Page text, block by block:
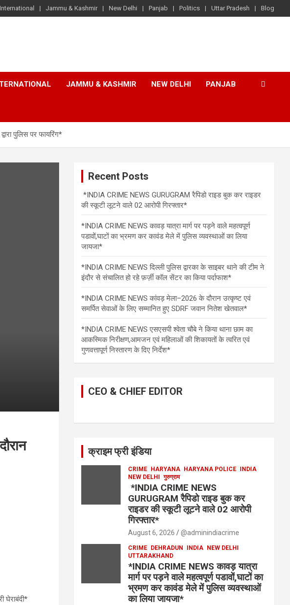
International Jammu & Kashmir New Delhi Panjab Politics Uttar Pradesh Blog
JAMMU & KASHMIR NEW DELHI PANJAB
पुलिस पर फायरिंग*
घेराबंदी*
Recent Posts
*INDIA CRIME NEWS GURUGRAM रैपिडो राइड बुक कर राइडर
की स्कूटी लूटने वाले 02 आरोपी गिरफ्तार*
*INDIA CRIME NEWS कावड़ यात्रा मार्ग पर पड़ने वाले महत्वपूर्ण
पडावों,घाटों का भ्रमण कर कावंड मेले में पुलिस व्यवस्थाओं का लिया
जायजा*
*INDIA CRIME NEWS दिल्ली पुलिस द्वारका के साइबर थाने की टीम ने
इंदौर से संचालित हो रहे फ़र्ज़ी कॉल सेंटर का किया पर्दाफाश*
*INDIA CRIME NEWS कांवड़ मेला–2026 के दौरान उत्कृष्ट एवं
समर्पित सेवाओं के लिए सम्मानित हुए SDRF जवान नितेश खेतवाल*
*INDIA CRIME NEWS एसएसपी श्वेता चौबे ने किया थाना छाम का
आकस्मिक निरीक्षण,आमजन एवं महिलाओं की शिकायतों के त्वरित एवं
गुणवत्तापूर्ण निस्तारण के दिए निर्देश*
CEO & CHIEF EDITOR
क्राइम फ्री इंडिया
CRIME HARYANA HARYANA POLICE
INDIA
NEW DELHI
गुरुग्राम
*INDIA CRIME NEWS
GURUGRAM रैपिडो राइड बुक कर
राइडर की स्कूटी लूटने वाले 02 आरोपी
गिरफ्तार*
August 6, 2026 @adminindiacrime
CRIME DEHRADUN INDIA
NEW DELHI
UTTARAKHAND
*INDIA CRIME NEWS कावड़ यात्रा
मार्ग पर पड़ने वाले महत्वपूर्ण पडावों,घाटों का
भ्रमण कर कावंड मेले में पुलिस व्यवस्थाओं
का लिया जायजा*